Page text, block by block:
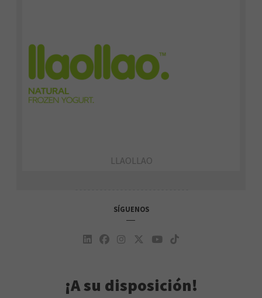
LLAOLLAO
SÍGUENOS
¡A su disposición!